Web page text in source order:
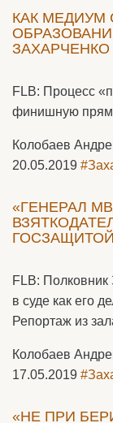
КАК МЕДИУМ
FLB: Процесс
финишную
Колобаев
20.05.2019
«ГЕНЕРАЛ
FLB: Полковник
в суде как его
Репортаж из
Колобаев
17.05.2019
«НЕ ПРИ